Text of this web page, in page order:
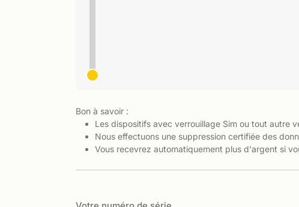
Bon à savoir :
Les dispositifs avec verrouillage Sim ou tout autre
Nous effectuons une suppression certifiée des
Vous recevrez automatiquement plus d'argent si